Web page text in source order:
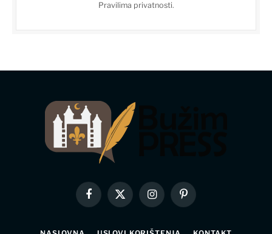
Pravilima privatnosti.
Facebook
X
(Twitter)
InstagramPinterest